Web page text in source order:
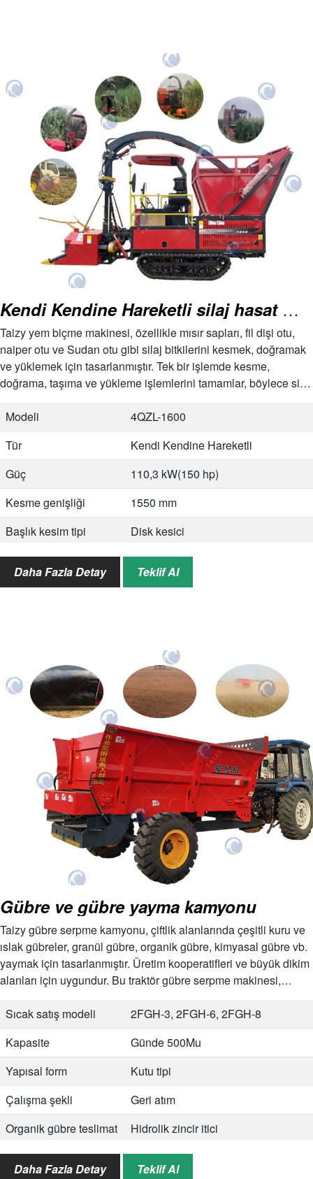
tavuklar, ördekler, kazlar vb.
Kendi Kendine Hareketli silaj hasat makinesi
Taizy yem biçme makinesi, özellikle mısır sapları, fil dişi otu,
naiper otu ve Sudan otu gibi silaj bitkilerini kesmek, doğramak
ve yüklemek için tasarlanmıştır. Tek bir işlemde kesme,
doğrama, taşıma ve yükleme işlemlerini tamamlar, böylece silaj
Modeli
4QZL-1600
Tür
Kendi Kendine Hareketli
Güç
110,3 kW(150 hp)
Kesme genişliği
1550 mm
Başlık kesim tipi
Disk kesici
iz genişliği
350 mm
iz temas uzunluğu
1400 mm
Saklama kutusu
3,1 m³
Makine çalışma
sırasında boyut
5200×1680×4200 mm
Daha Fazla Detay Teklif Al
Gübre ve gübre yayma kamyonu
Taizy gübre serpme kamyonu, çiftlik alanlarında çeşitli kuru ve
ıslak gübreler, granül gübre, organik gübre, kimyasal gübre vb.
yaymak için tasarlanmıştır. Üretim kooperatifleri ve büyük dikim
alanları için uygundur. Bu traktör gübre serpme makinesi,
Sıcak satış modeli
2FGH-3, 2FGH-6, 2FGH-8
Kapasite
Günde 500Mu
Yapısal form
Kutu tipi
Çalışma şekli
Geri atım
Organik gübre teslimat
Hidrolik zincir itici
Dağıtım cihazı tipi Arka çift disk
Daha Fazla Detay Teklif Al